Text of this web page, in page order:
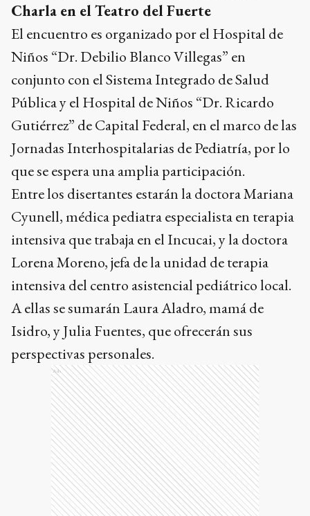
Charla en el Teatro del Fuerte
El encuentro es organizado por el Hospital de
Niños “Dr. Debilio Blanco Villegas” en
conjunto con el Sistema Integrado de Salud
Pública y el Hospital de Niños “Dr. Ricardo
Gutiérrez” de Capital Federal, en el marco de las
Jornadas Interhospitalarias de Pediatría, por lo
que se espera una amplia participación.
Entre los disertantes estarán la doctora Mariana
Cyunell, médica pediatra especialista en terapia
intensiva que trabaja en el Incucai, y la doctora
Lorena Moreno, jefa de la unidad de terapia
intensiva del centro asistencial pediátrico local.
A ellas se sumarán Laura Aladro, mamá de
Isidro, y Julia Fuentes, que ofrecerán sus
perspectivas personales.
Ads